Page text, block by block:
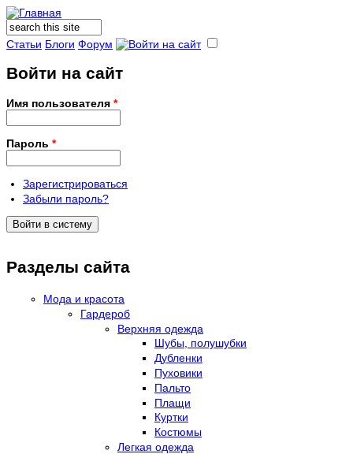
Форма поиска
Поиск
Статьи Блоги Форум
Войти на сайт
Имя пользователя *
Пароль *
Зарегистрироваться
Забыли пароль?
Разделы сайта
Мода и красота
Гардероб
Верхняя одежда
Шубы, полушубки
Дубленки
Пуховики
Пальто
Плащи
Куртки
Костюмы
Легкая одежда